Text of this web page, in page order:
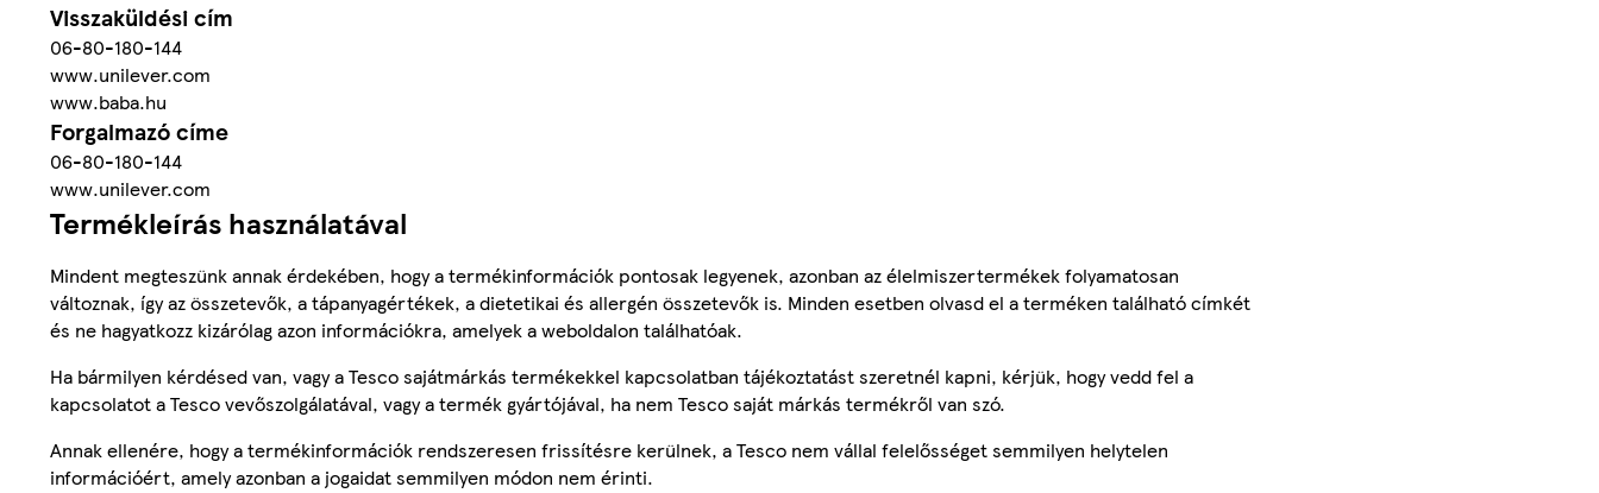
Visszaküldési cím
06-80-180-144
www.unilever.com
www.baba.hu
Forgalmazó címe
06-80-180-144
www.unilever.com
Termékleírás használatával
Mindent megteszünk annak érdekében, hogy a termékinformációk pontosak legyenek, azonban az élelmiszertermékek folyamatosan
változnak, így az összetevők, a tápanyagértékek, a dietetikai és allergén összetevők is. Minden esetben olvasd el a terméken található címkét
és ne hagyatkozz kizárólag azon információkra, amelyek a weboldalon találhatóak.
Ha bármilyen kérdésed van, vagy a Tesco sajátmárkás termékekkel kapcsolatban tájékoztatást szeretnél kapni, kérjük, hogy vedd fel a
kapcsolatot a Tesco vevőszolgálatával, vagy a termék gyártójával, ha nem Tesco saját márkás termékről van szó.
Annak ellenére, hogy a termékinformációk rendszeresen frissítésre kerülnek, a Tesco nem vállal felelősséget semmilyen helytelen
információért, amely azonban a jogaidat semmilyen módon nem érinti.